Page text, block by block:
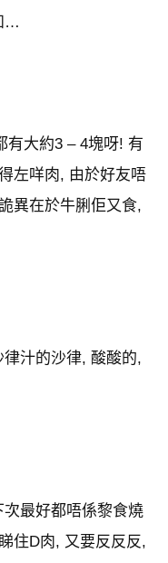
…
有大約3 – 4塊呀! 有
左咩肉, 由於好友唔
異在於牛脷佢又食,
汁的沙律, 酸酸的,
最好都唔係黎食燒
住D肉, 又要反反反,